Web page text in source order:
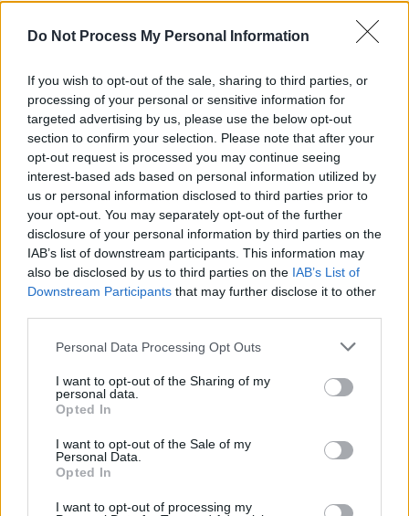
Do Not Process My Personal Information
If you wish to opt-out of the sale, sharing to third parties, or
processing of your personal or sensitive information for
targeted advertising by us, please use the below opt-out
section to confirm your selection. Please note that after your
opt-out request is processed you may continue seeing
interest-based ads based on personal information utilized by
us or personal information disclosed to third parties prior to
your opt-out. You may separately opt-out of the further
disclosure of your personal information by third parties on the
IAB’s list of downstream participants. This information may
also be disclosed by us to third parties on the IAB’s List of
Downstream Participants that may further disclose it to other
Personal Data Processing Opt Outs
I want to opt-out of the Sharing of my
personal data.
Opted In
I want to opt-out of the Sale of my
Personal Data.
Opted In
I want to opt-out of processing my
Découvrez la plante magique qui fleurit juste à temps
pour Noël
13 novembre 2025
Un Vent de Fraîcheur: Les Must-Have Déco Pour l’été